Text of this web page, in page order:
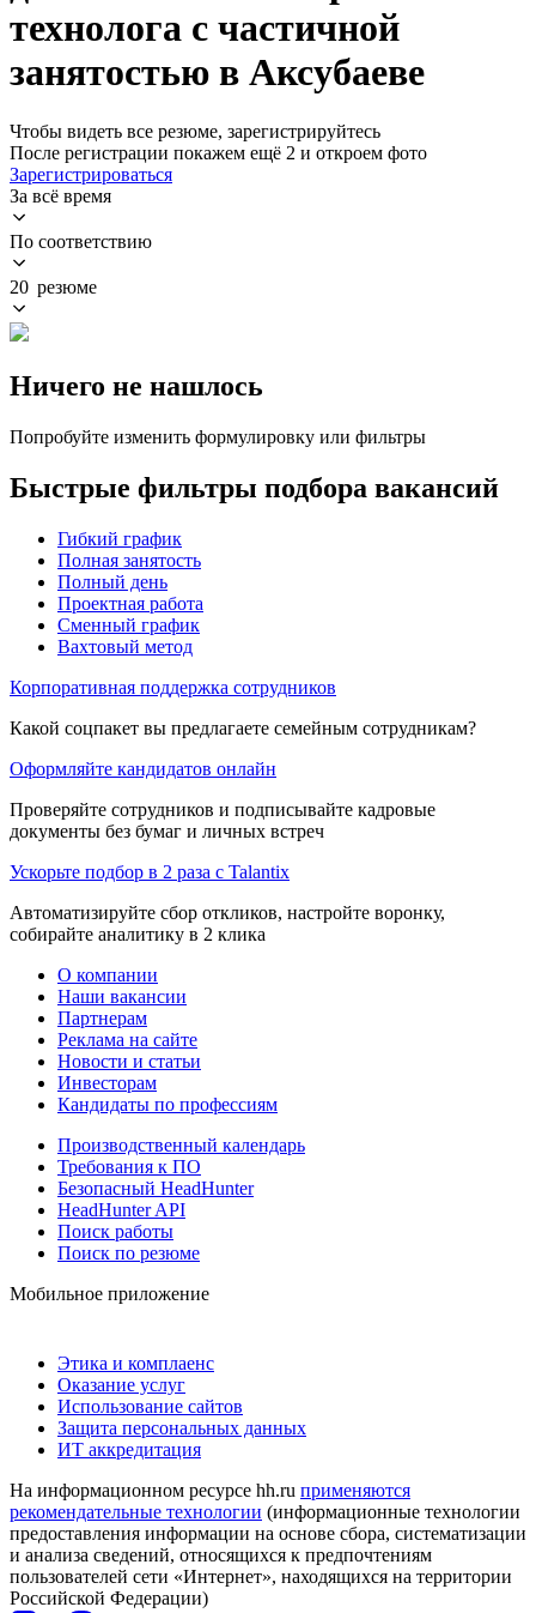
технолога с частичной
занятостью в Аксубаеве
Чтобы видеть все резюме, зарегистрируйтесь
После регистрации покажем ещё 2 и откроем фото
Зарегистрироваться
За всё время
По соответствию
20 резюме
Ничего не нашлось
Попробуйте изменить формулировку или фильтры
Быстрые фильтры подбора вакансий
Гибкий график
Полная занятость
Полный день
Проектная работа
Сменный график
Вахтовый метод
Корпоративная поддержка сотрудников
Какой соцпакет вы предлагаете семейным сотрудникам?
Оформляйте кандидатов онлайн
Проверяйте сотрудников и подписывайте кадровые
документы без бумаг и личных встреч
Ускорьте подбор в 2 раза с Talantix
Автоматизируйте сбор откликов, настройте воронку,
собирайте аналитику в 2 клика
О компании
Наши вакансии
Партнерам
Реклама на сайте
Новости и статьи
Инвесторам
Кандидаты по профессиям
Производственный календарь
Требования к ПО
Безопасный HeadHunter
HeadHunter API
Поиск работы
Поиск по резюме
Мобильное приложение
Этика и комплаенс
Оказание услуг
Использование сайтов
Защита персональных данных
ИТ аккредитация
На информационном ресурсе hh.ru применяются
рекомендательные технологии (информационные технологии
предоставления информации на основе сбора, систематизации
и анализа сведений, относящихся к предпочтениям
пользователей сети «Интернет», находящихся на территории
Российской Федерации)